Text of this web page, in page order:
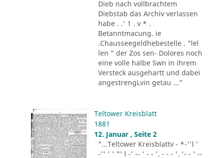
Dieb nach vollbrachtem
Diebstab das Archiv verlassen
habe . .' 1 . v * .
Betanntmacung. ie
.Chausseegeldhebestelle . "lel
len " der Zos sen- Dolores noch
eine volle halbe Swn in ihrem
Versteck ausgehartt und dabei
angestrengLvin getau ..."
Teltower Kreisblatt
1881
12. Januar , Seite 2
"...Teltower Kreisblattv - *-''l '
-'' ' ' "' l -' -- ' - - '. - - - '. '- - ' --